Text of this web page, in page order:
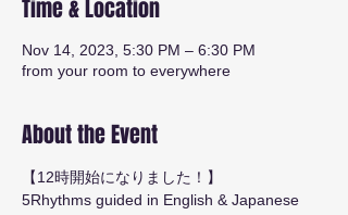
Time & Location
Nov 14, 2023, 5:30 PM – 6:30 PM
from your room to everywhere
About the Event
【12時開始になりました！】
5Rhythms guided in English & Japanese